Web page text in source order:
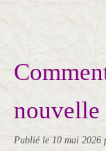
nouvelle
Publié le 10 mai 2026